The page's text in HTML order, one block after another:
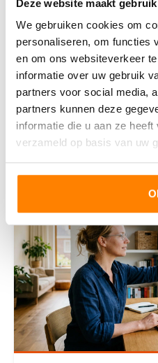
Deze website maakt
We gebruiken cookies om
personaliseren, om functies
en om ons websiteverkeer
informatie over uw gebruik
partners voor social media,
partners kunnen deze
informatie die u aan ze
verzameld op basis van uw
winnen
Waarom de vraag naar
woningmarkt staat al
de afgelopen decennia
beschikb
Lees deze blog